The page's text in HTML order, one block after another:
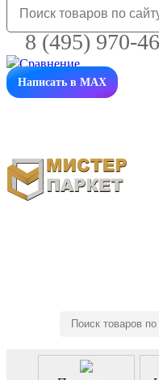
8 (495) 970-
Написать в MAX